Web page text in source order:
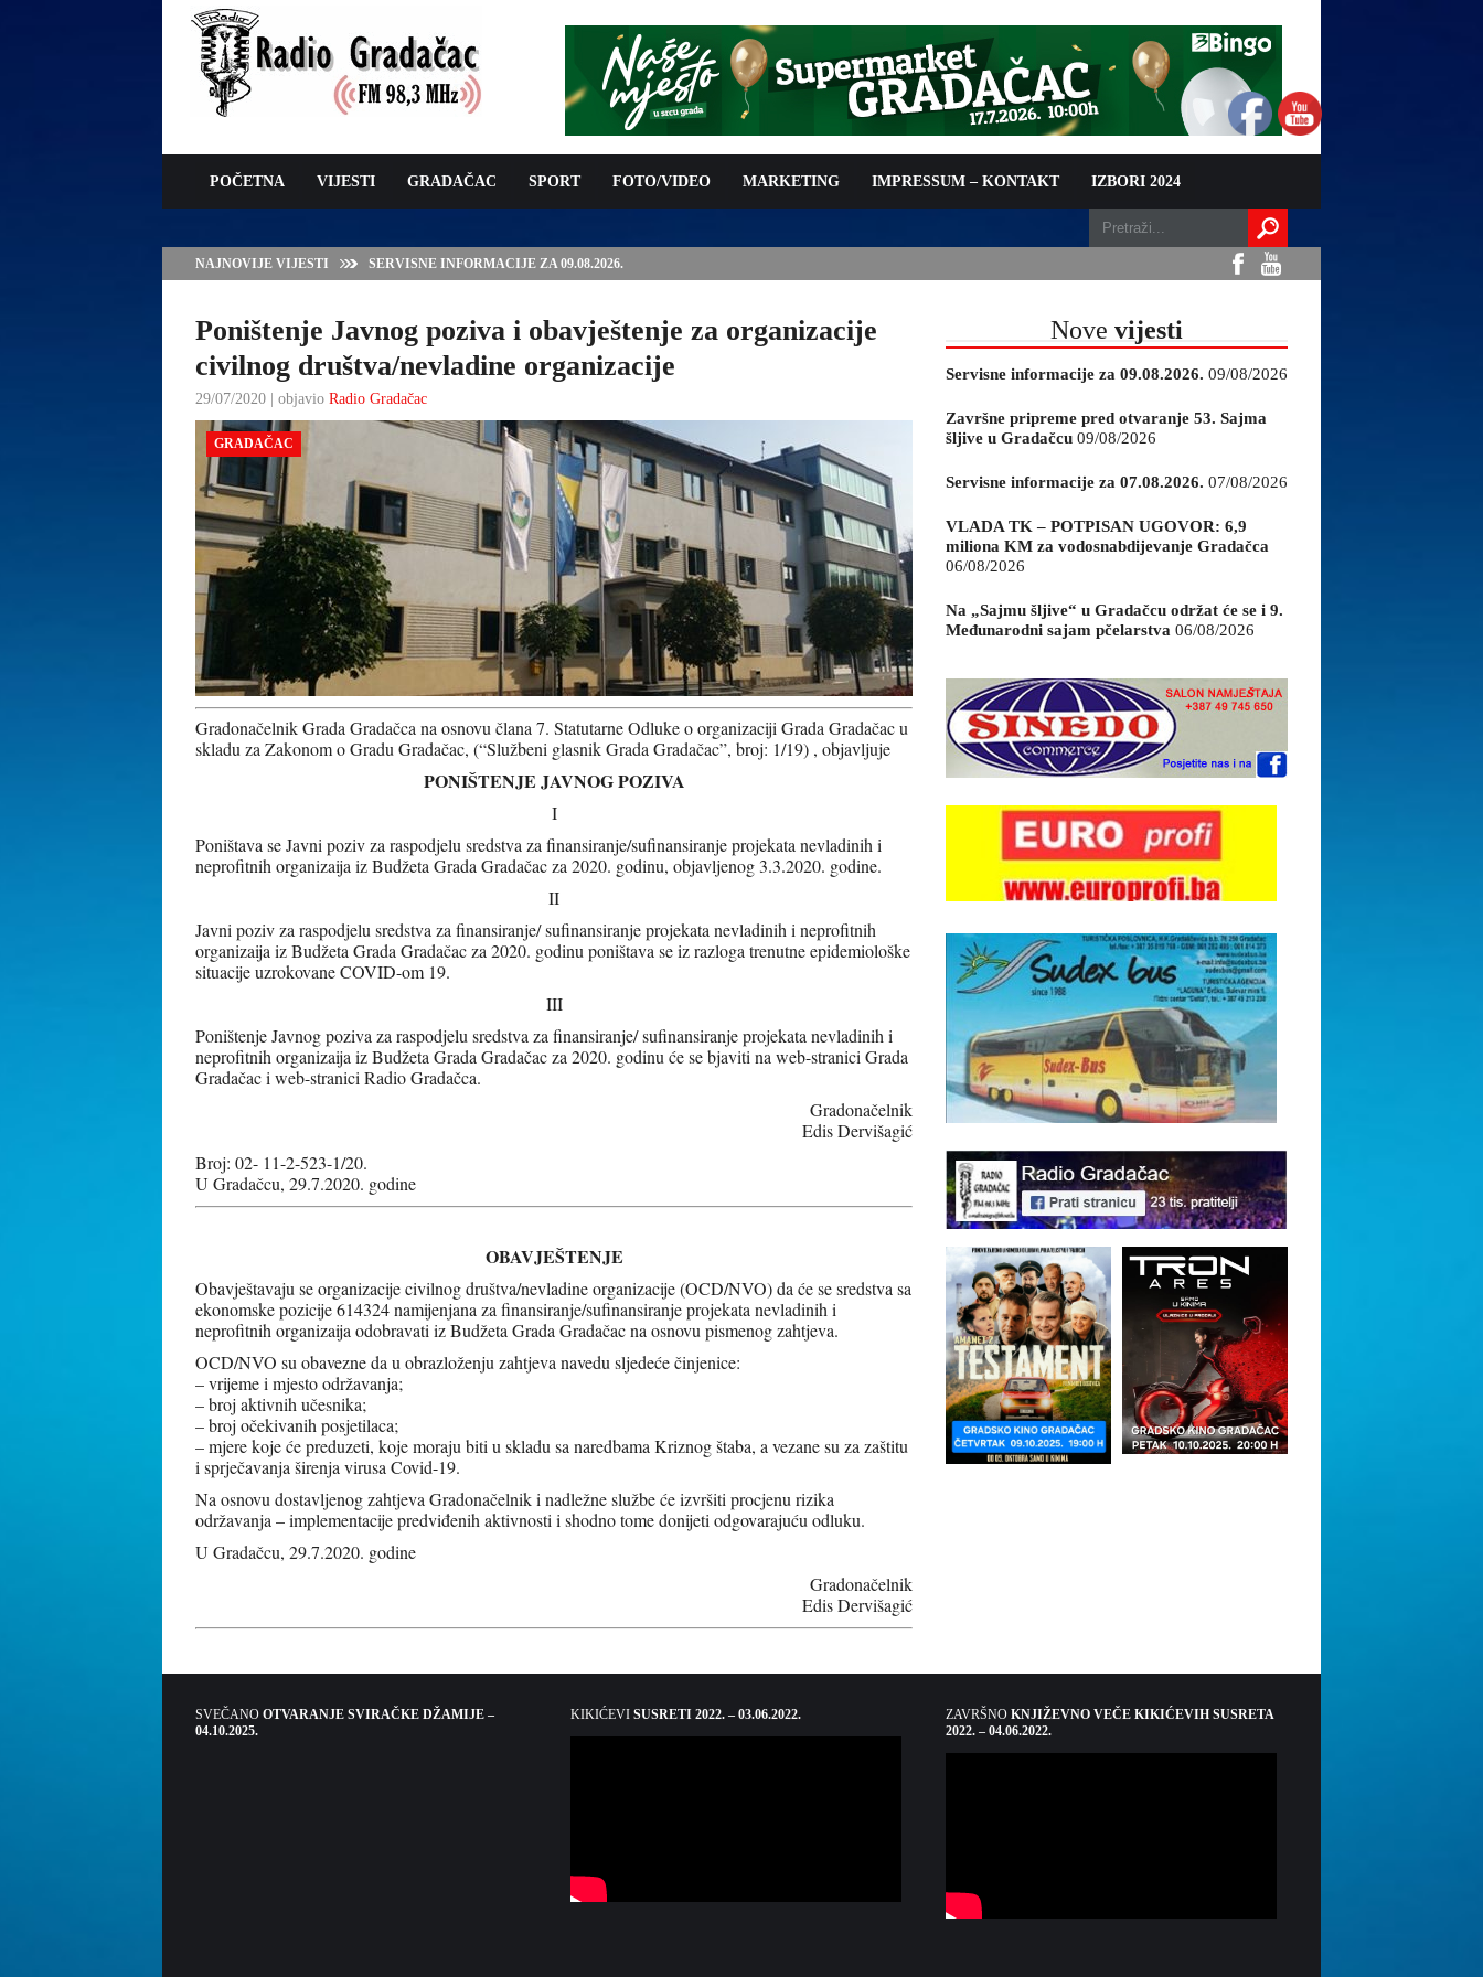
POČETNA VIJESTI GRADAČAC SPORT FOTO/VIDEO MARKETING IMPRESSUM – KONTAKT IZBORI 2024
NAJNOVIJE VIJESTI SERVISNE INFORMACIJE ZA 09.08.2026.
Poništenje Javnog poziva i obavještenje za organizacije
civilnog društva/nevladine organizacije
29/07/2020 | objavio Radio Gradačac
GRADAČAC
Gradonačelnik Grada Gradačca na osnovu člana 7. Statutarne Odluke o organizaciji Grada Gradačac u
skladu za Zakonom o Gradu Gradačac, (“Službeni glasnik Grada Gradačac”, broj: 1/19) , objavljuje
PONIŠTENJE JAVNOG POZIVA
I
Poništava se Javni poziv za raspodjelu sredstva za finansiranje/sufinansiranje projekata nevladinih i
neprofitnih organizaija iz Budžeta Grada Gradačac za 2020. godinu, objavljenog 3.3.2020. godine.
II
Javni poziv za raspodjelu sredstva za finansiranje/ sufinansiranje projekata nevladinih i neprofitnih
organizaija iz Budžeta Grada Gradačac za 2020. godinu poništava se iz razloga trenutne epidemiološke
situacije uzrokovane COVID-om 19.
III
Poništenje Javnog poziva za raspodjelu sredstva za finansiranje/ sufinansiranje projekata nevladinih i
neprofitnih organizaija iz Budžeta Grada Gradačac za 2020. godinu će se bjaviti na web-stranici Grada
Gradačac i web-stranici Radio Gradačca.
Gradonačelnik
Edis Dervišagić
Broj: 02- 11-2-523-1/20.
U Gradačcu, 29.7.2020. godine
OBAVJEŠTENJE
Obavještavaju se organizacije civilnog društva/nevladine organizacije (OCD/NVO) da će se sredstva sa
ekonomske pozicije 614324 namijenjana za finansiranje/sufinansiranje projekata nevladinih i
neprofitnih organizaija odobravati iz Budžeta Grada Gradačac na osnovu pismenog zahtjeva.
OCD/NVO su obavezne da u obrazloženju zahtjeva navedu sljedeće činjenice:
– vrijeme i mjesto održavanja;
– broj aktivnih učesnika;
– broj očekivanih posjetilaca;
– mjere koje će preduzeti, koje moraju biti u skladu sa naredbama Kriznog štaba, a vezane su za zaštitu
i sprječavanja širenja virusa Covid-19.
Na osnovu dostavljenog zahtjeva Gradonačelnik i nadležne službe će izvršiti procjenu rizika
održavanja – implementacije predviđenih aktivnosti i shodno tome donijeti odgovarajuću odluku.
U Gradačcu, 29.7.2020. godine
Gradonačelnik
Edis Dervišagić
Nove vijesti
Servisne informacije za 09.08.2026. 09/08/2026
Završne pripreme pred otvaranje 53. Sajma
šljive u Gradačcu 09/08/2026
Servisne informacije za 07.08.2026. 07/08/2026
VLADA TK – POTPISAN UGOVOR: 6,9
miliona KM za vodosnabdijevanje Gradačca
06/08/2026
Na „Sajmu šljive“ u Gradačcu održat će se i 9.
Međunarodni sajam pčelarstva 06/08/2026
SVEČANO OTVARANJE SVIRAČKE DŽAMIJE –
04.10.2025.
KIKIĆEVI SUSRETI 2022. – 03.06.2022. ZAVRŠNO KNJIŽEVNO VEČE KIKIĆEVIH SUSRETA
2022. – 04.06.2022.